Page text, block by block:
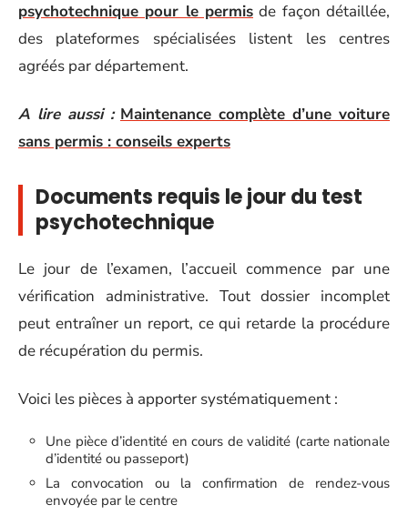
psychotechnique pour le permis de façon détaillée,
des plateformes spécialisées listent les centres
agréés par département.
A lire aussi : Maintenance complète d’une voiture
sans permis : conseils experts
Documents requis le jour du test
psychotechnique
Le jour de l’examen, l’accueil commence par une
vérification administrative. Tout dossier incomplet
peut entraîner un report, ce qui retarde la procédure
de récupération du permis.
Voici les pièces à apporter systématiquement :
Une pièce d’identité en cours de validité (carte nationale
d’identité ou passeport)
La convocation ou la confirmation de rendez-vous
envoyée par le centre